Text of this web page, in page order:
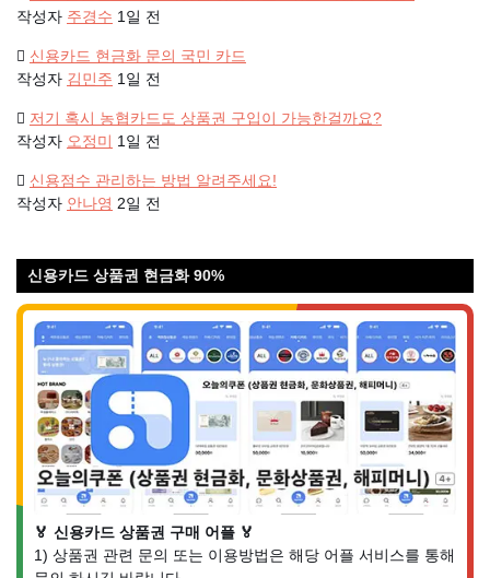
작성자 주경수 1일 전
신용카드 현금화 문의 국민 카드
작성자 김민주 1일 전
저기 혹시 농협카드도 상품권 구입이 가능한걸까요?
작성자 오정미 1일 전
신용점수 관리하는 방법 알려주세요!
작성자 안나영 2일 전
신용카드 상품권 현금화 90%
🏅 신용카드 상품권 구매 어플 🏅
1) 상품권 관련 문의 또는 이용방법은 해당 어플 서비스를 통해